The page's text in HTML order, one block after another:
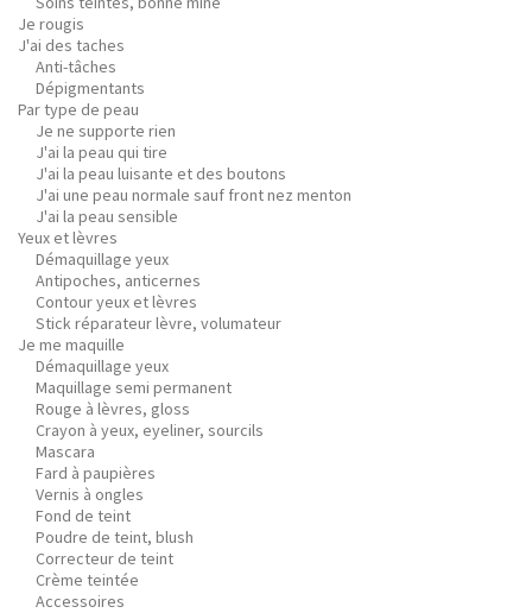
Je rougis
J'ai des taches
Anti-tâches
Dépigmentants
Par type de peau
Je ne supporte rien
J'ai la peau qui tire
J'ai la peau luisante et des boutons
J'ai une peau normale sauf front nez menton
J'ai la peau sensible
Yeux et lèvres
Démaquillage yeux
Antipoches, anticernes
Contour yeux et lèvres
Stick réparateur lèvre, volumateur
Je me maquille
Démaquillage yeux
Maquillage semi permanent
Rouge à lèvres, gloss
Crayon à yeux, eyeliner, sourcils
Mascara
Fard à paupières
Vernis à ongles
Fond de teint
Poudre de teint, blush
Correcteur de teint
Crème teintée
Accessoires